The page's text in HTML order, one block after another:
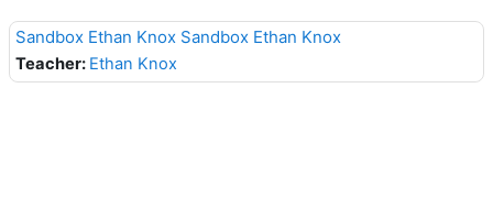
Sandbox Ethan Knox Sandbox Ethan Knox
Teacher: Ethan Knox